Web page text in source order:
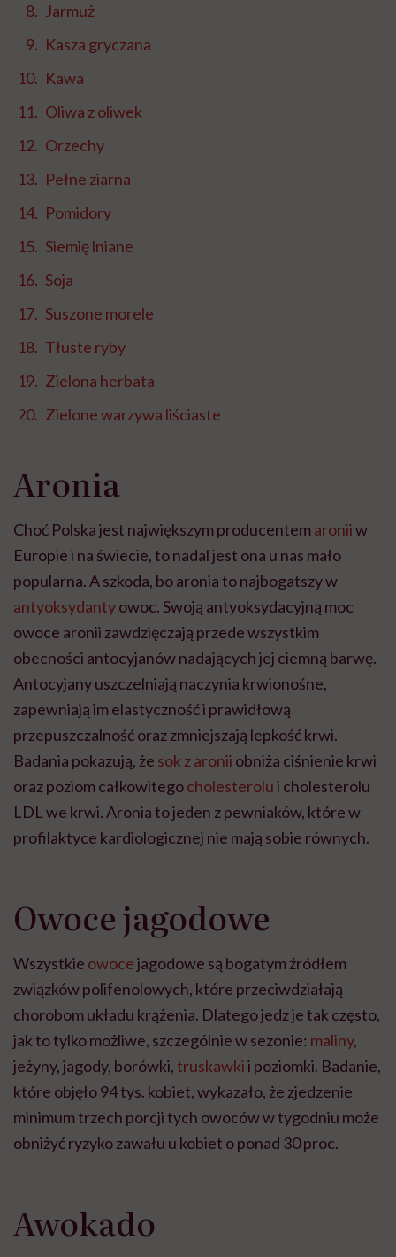
Jarmuż
Kasza gryczana
Kawa
Oliwa z oliwek
Orzechy
Pełne ziarna
Pomidory
Siemię lniane
Soja
Suszone morele
Tłuste ryby
Zielona herbata
Zielone warzywa liściaste
Aronia
Choć Polska jest największym producentemaroniiw
Europie i na świecie, to nadal jest ona u nas mało
popularna. A szkoda, bo aronia to najbogatszy w
antyoksydantyowoc. Swoją antyoksydacyjną moc
owoce aronii zawdzięczają przede wszystkim
obecności antocyjanów nadających jej ciemną barwę.
Antocyjany uszczelniają naczynia krwionośne,
zapewniają im elastyczność i prawidłową
przepuszczalność oraz zmniejszają lepkość krwi.
Badania pokazują, że sok z aronii obniża ciśnienie krwi
oraz poziom całkowitegocholesterolui cholesterolu
LDL we krwi. Aronia to jeden z pewniaków, które w
profilaktyce kardiologicznej nie mają sobie równych.
Owoce jagodowe
Wszystkie owocejagodowe są bogatym źródłem
związków polifenolowych, które przeciwdziałają
chorobom układu krążenia. Dlatego jedz je tak często,
jak to tylko możliwe, szczególnie w sezonie: maliny,
jeżyny, jagody, borówki,truskawkii poziomki. Badanie,
które objęło 94 tys. kobiet, wykazało, że zjedzenie
minimum trzech porcji tych owoców w tygodniu może
obniżyć ryzyko zawału u kobiet o ponad 30 proc.
Awokado